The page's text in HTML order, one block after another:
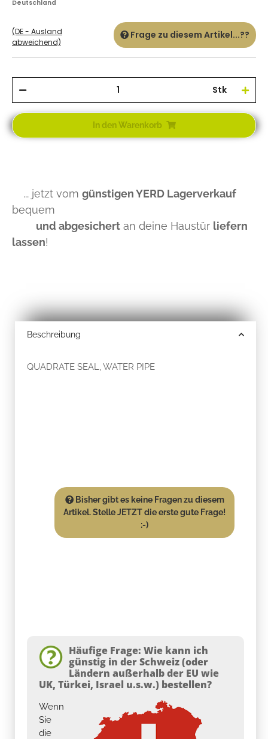
Deutschland
(DE - Ausland
abweichend)
Frage zu diesem Artikel...??
Stk
In den Warenkorb
... jetzt vom günstigen YERD Lagerverkauf
bequem
und abgesichert an deine Haustür liefern
lassen!
Beschreibung
QUADRATE SEAL, WATER PIPE
Bisher gibt es keine Fragen zu diesem
Artikel. Stelle JETZT die erste gute Frage!
:-)
Häufige Frage: Wie kann ich
günstig in der Schweiz (oder
Ländern außerhalb der EU wie
UK, Türkei, Israel u.s.w.) bestellen?
Wenn
Sie
die